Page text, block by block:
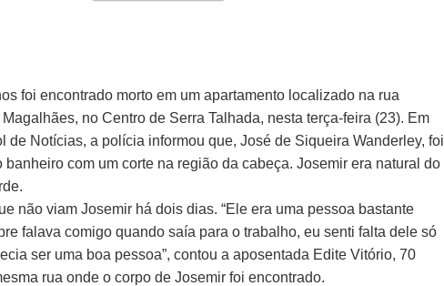
foi encontrado morto em um apartamento localizado na rua
no Centro de Serra Talhada, nesta terça-feira (23). Em
de Notícias, a polícia informou que, José de Siqueira Wanderley, foi
banheiro com um corte na região da cabeça. Josemir era natural do
não viam Josemir há dois dias. “Ele era uma pessoa bastante
falava comigo quando saía para o trabalho, eu senti falta dele só
ser uma boa pessoa”, contou a aposentada Edite Vitório, 70
rua onde o corpo de Josemir foi encontrado.